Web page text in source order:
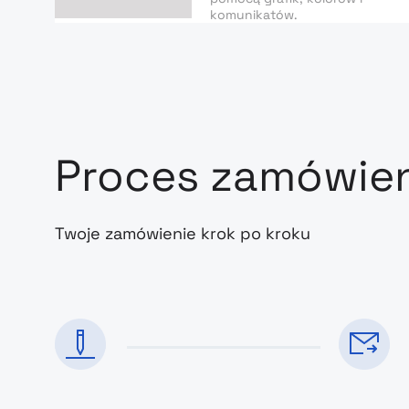
komunikatów.
Proces
Twoje zamówienie krok po kroku